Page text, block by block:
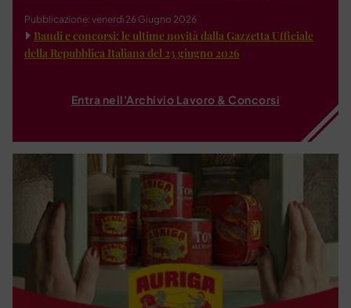
Pubblicazione: venerdì 26 Giugno 2026
Bandi e concorsi: le ultime novità dalla Gazzetta Ufficiale
della Repubblica Italiana del 23 giugno 2026
Entra nell'Archivio Lavoro & Concorsi